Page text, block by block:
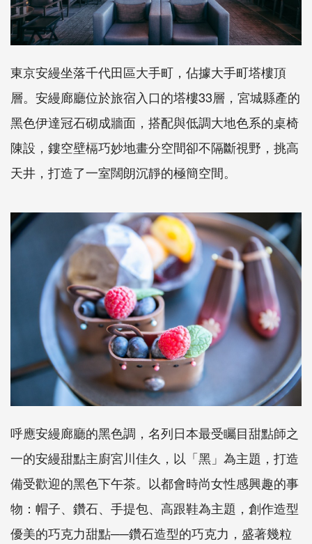
東京安縵坐落千代田區大手町，佔據大手町塔樓頂
層。安縵廊廳位於旅宿入口的塔樓33層，宮城縣產的
黑色伊達冠石砌成牆面，搭配與低調大地色系的桌椅
陳設，鏤空壁槅巧妙地畫分空間卻不隔斷視野，挑高
天井，打造了一室闊朗沉靜的極簡空間。
呼應安縵廊廳的黑色調，名列日本最受矚目甜點師之
一的安縵甜點主廚宮川佳久，以「黑」為主題，打造
備受歡迎的黑色下午茶。以都會時尚女性感興趣的事
物：帽子、鑽石、手提包、高跟鞋為主題，創作造型
優美的巧克力甜點──鑽石造型的巧克力，盛著幾粒